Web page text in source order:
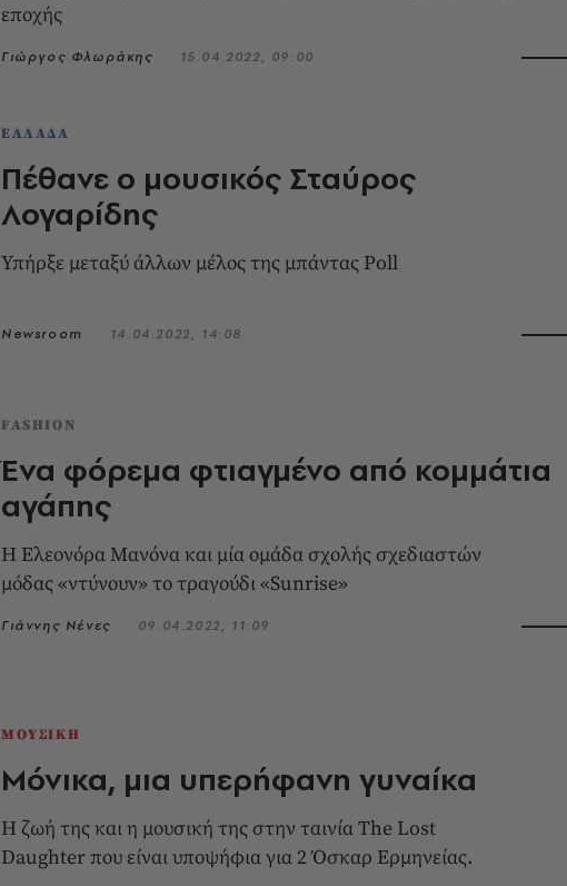
εποχής
Γιώργος Φλωράκης 15.04.2022, 09:00
ΕΛΛΑΔΑ
Πέθανε ο μουσικός Σταύρος
Λογαρίδης
Υπήρξε μεταξύ άλλων μέλος της μπάντας Poll
Newsroom 14.04.2022, 14:08
FASHION
Ένα φόρεμα φτιαγμένο από κομμάτια
αγάπης
Η Ελεονόρα Μανόνα και μία ομάδα σχολής σχεδιαστών
μόδας «ντύνουν» το τραγούδι «Sunrise»
Γιάννης Νένες 09.04.2022, 11:09
ΜΟΥΣΙΚΗ
Μόνικα, μια υπερήφανη γυναίκα
Η ζωή της και η μουσική της στην ταινία The Lost
Daughter που είναι υποψήφια για 2 Όσκαρ Ερμηνείας.